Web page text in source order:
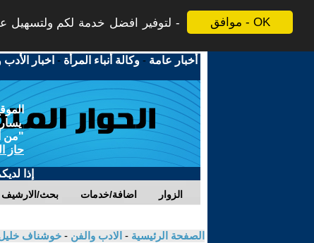
موافق - OK
لتوفير افضل خدمة لكم ولتسهيل
أخبار عامة -وكالة أنباء المرأة - اخبار
"من
حاز
إذا
بحث/الارشيف اضافة/خدمات الزوار
الصفحة الرئيسية - الادب والفن - خوشناف